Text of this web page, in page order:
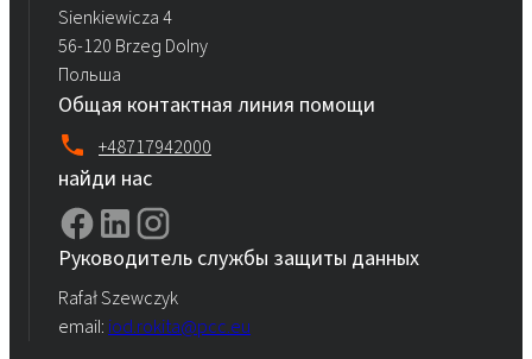
Sienkiewicza 4
56-120 Brzeg Dolny
Польша
Общая контактная линия помощи
+48717942000
найди нас
Руководитель службы защиты данных
Rafał Szewczyk
email: iod.rokita@pcc.eu